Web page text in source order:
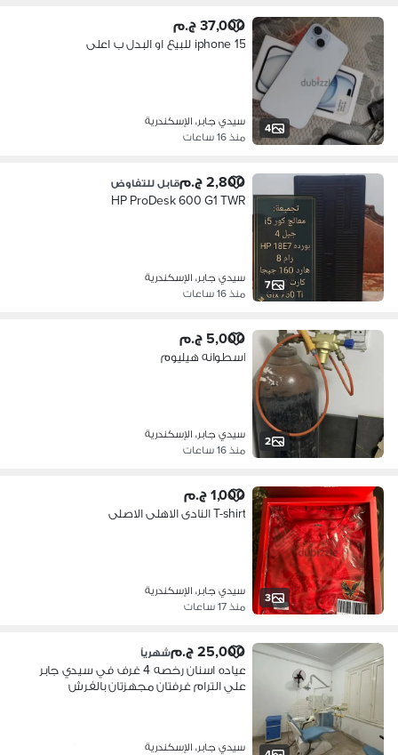
4
37,000 ج.م
iphone 15 للبيع او البدل ب اعلى
سيدي جابر، الإسكندرية
منذ 16 ساعات
7
2,800 ج.م قابل للتفاوض
HP ProDesk 600 G1 TWR
سيدي جابر، الإسكندرية
منذ 16 ساعات
2
5,000 ج.م
اسطوانه هيليوم
سيدي جابر، الإسكندرية
منذ 16 ساعات
3
1,000 ج.م
T-shirt النادى الاهلى الاصلى
سيدي جابر، الإسكندرية
منذ 17 ساعات
25,000 ج.م شهرياً
عياده اسنان رخصه 4 غرف في سيدي جابر
علي الترام غرفتان مجهزتان بالفرش
سيدي جابر، الإسكندرية